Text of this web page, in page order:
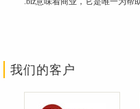
我们的客户